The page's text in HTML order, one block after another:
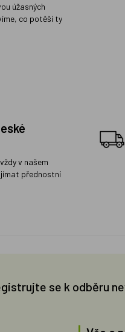
úžasných
co potěší ty
v našem
přednostní
se k odběru